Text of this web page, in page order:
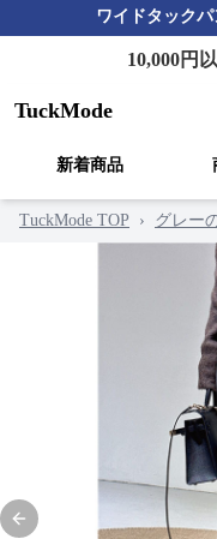
ワイドタックパ
10,000円
TuckMode
新着商品
TuckMode TOP › グレー
Previous slide